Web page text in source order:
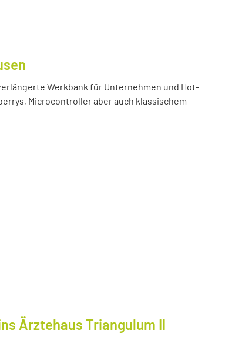
Werkbank für Unternehmen und Hot-
Microcontroller aber auch klassischem
Ärztehaus Triangulum II